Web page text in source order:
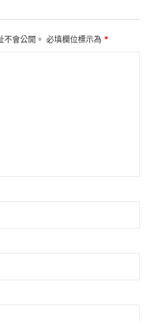
不會公開。 必填欄位標示為 *